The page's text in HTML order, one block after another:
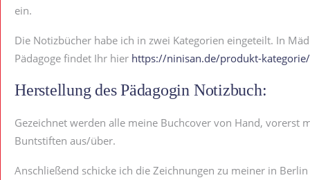
ein.
Die Notizbücher habe ich in zwei Kategorien eingeteilt. In
Pädagoge findet Ihr hier https://ninisan.de/produkt-
Herstellung des Pädagogin Notizbuch:
Gezeichnet werden alle meine Buchcover von Hand,
Buntstiften aus/über.
Anschließend schicke ich die Zeichnungen zu meiner in